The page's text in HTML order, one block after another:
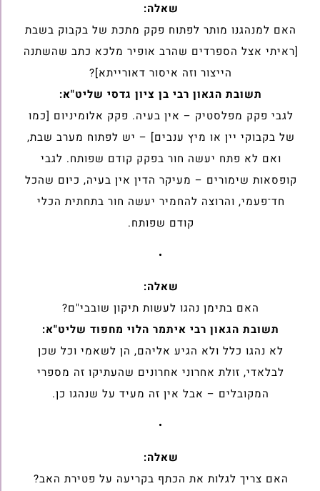
שאלה:
האם למנהגנו מותר לפתוח פקק מתכת של בקבוק בשבת
[ראיתי אצל הספרדים שהרב אופיר מלכא כתב שהשתנה
הייצור וזה איסור דאורייתא]?
תשובת הגאון רבי בן ציון גדסי שליט"א:
לגבי פקק מפלסטיק – אין בעיה. פקק אלומיניום [כמו
של בקבוקי יין או מיץ ענבים] – יש לפתוח מערב שבת,
ואם לא פתח יעשה חור בפקק קודם שפותח. לגבי
קופסאות שימורים – מעיקר הדין אין בעיה, כיום שהכל
חד־פעמי, והרוצה להחמיר יעשה חור בתחתית הכלי
קודם שפותח.
•
שאלה:
האם בתימן נהגו לעשות תיקון שובבי"ם?
תשובת הגאון רבי איתמר הלוי מחפוד שליט"א:
לא נהגו כלל ולא הגיע אליהם, הן לשאמי וכל שכן
לבלאדי, זולת אחרוני אחרונים שהעתיקו זה מספרי
המקובלים – אבל אין זה מעיד על שנהגו כן.
•
שאלה:
האם צריך לגלות את הכתף בקריעה על פטירת האב?